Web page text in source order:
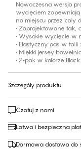
Nowoczesna wersja
wycięciem zapewniają
na miejscu przez cały
• Zaprojektowane tak,
• Wysokie wycięcie w
• Elastyczny pas w talii
• Miękki jersey
• 2‑pak w kolorze
Szczegóły produktu
Czatuj z nami
Łatwa i bezpieczna
Darmowa dostawa do